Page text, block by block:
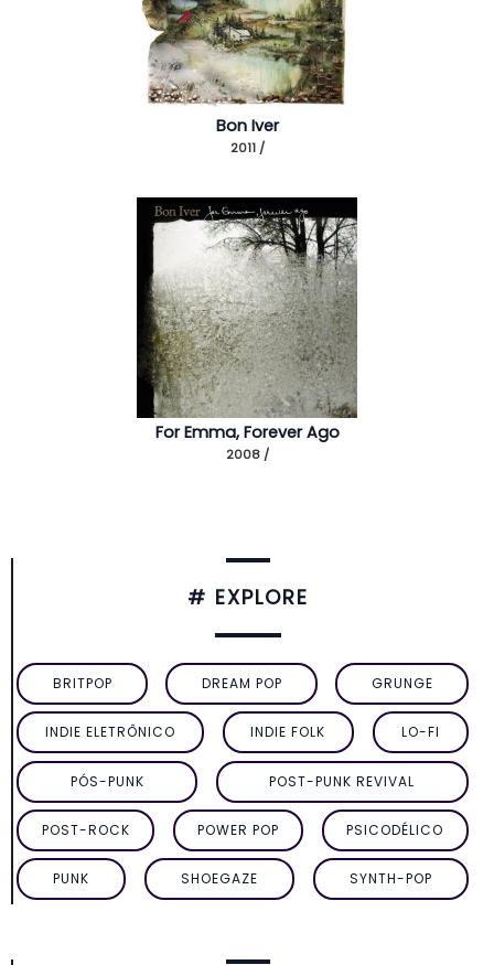
Bon Iver
2011 /
For Emma, Forever Ago
2008 /
# EXPLORE
BRITPOP DREAM POP GRUNGE
INDIE ELETRÔNICO INDIE FOLK LO-FI
PÓS-PUNK POST-PUNK REVIVAL
POST-ROCK POWER POP PSICODÉLICO
PUNK SHOEGAZE SYNTH-POP